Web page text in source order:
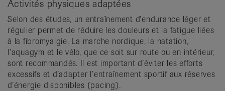
Activités physiques adaptées
Selon des études, un entraînement d’endurance léger et
régulier permet de réduire les douleurs et la fatigue liées
à la fibromyalgie. La marche nordique, la natation,
l’aquagym et le vélo, que ce soit sur route ou en intérieur,
sont recommandés. Il est important d’éviter les efforts
excessifs et d’adapter l’entraînement sportif aux réserves
d’énergie disponibles (pacing).